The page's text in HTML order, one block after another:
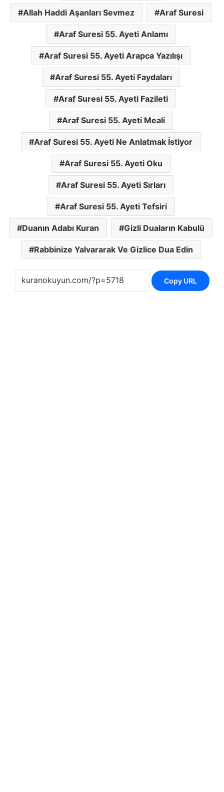
Allah Haddi Aşanları Sevmez Araf Suresi
Araf Suresi 55. Ayeti Anlamı
Araf Suresi 55. Ayeti Arapca Yazılışı
Araf Suresi 55. Ayeti Faydaları
Araf Suresi 55. Ayeti Fazileti
Araf Suresi 55. Ayeti Meali
Araf Suresi 55. Ayeti Ne Anlatmak İstiyor
Araf Suresi 55. Ayeti Oku
Araf Suresi 55. Ayeti Sırları
Araf Suresi 55. Ayeti Tefsiri
Duanın Adabı Kuran Gizli Duaların Kabulü
Rabbinize Yalvararak Ve Gizlice Dua Edin
Copy URL